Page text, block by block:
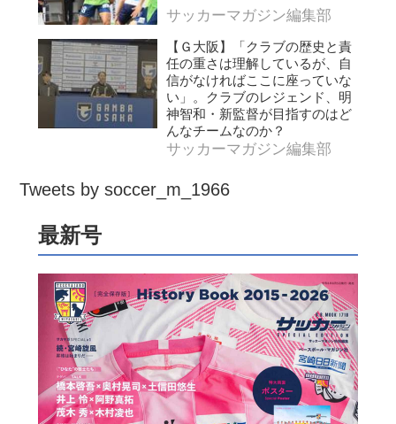
サッカーマガジン編集部
【Ｇ大阪】「クラブの歴史と責
任の重さは理解しているが、自
信がなければここに座っていな
い」。クラブのレジェンド、明
神智和・新監督が目指すのはど
んなチームなのか？
サッカーマガジン編集部
Tweets by soccer_m_1966
最新号